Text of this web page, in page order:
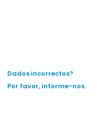
Dados incorrectos?
Por favor, informe-nos.